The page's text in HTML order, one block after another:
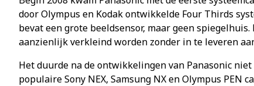
door Olympus en Kodak ontwikkelde Four Thirds
bevat een grote beeldsensor, maar geen
aanzienlijk verkleind worden zonder in te leveren
Het duurde na de ontwikkelingen van Panasonic
populaire Sony NEX, Samsung NX en Olympus